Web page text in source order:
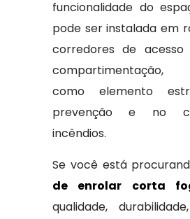
funcionalidade do
pode ser instalada em
corredores de
compartimentação,
como elemento
prevenção e no
incêndios.
Se você está
de enrolar corta
qualidade,